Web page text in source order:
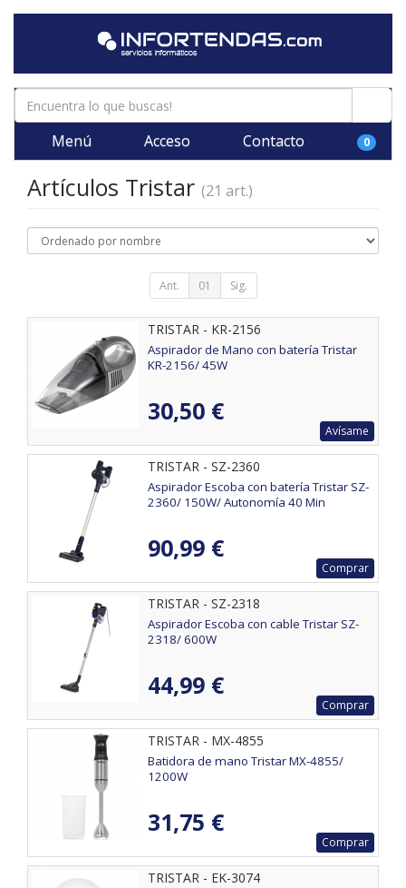
Menú Acceso Contacto 0
Artículos Tristar (21 art.)
Ant. 01 Sig.
TRISTAR - KR-2156
Aspirador de Mano con batería Tristar
KR-2156/ 45W
30,50 €
Avísame
TRISTAR - SZ-2360
Aspirador Escoba con batería Tristar SZ-
2360/ 150W/ Autonomía 40 Min
90,99 €
Comprar
TRISTAR - SZ-2318
Aspirador Escoba con cable Tristar SZ-
2318/ 600W
44,99 €
Comprar
TRISTAR - MX-4855
Batidora de mano Tristar MX-4855/
1200W
31,75 €
Comprar
TRISTAR - EK-3074